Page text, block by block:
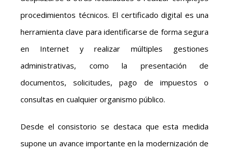
procedimientos técnicos. El certificado digital es una
herramienta clave para identificarse de forma segura
en Internet y realizar múltiples gestiones
administrativas, como la presentación de
documentos, solicitudes, pago de impuestos o
consultas en cualquier organismo público.
Desde el consistorio se destaca que esta medida
supone un avance importante en la modernización de